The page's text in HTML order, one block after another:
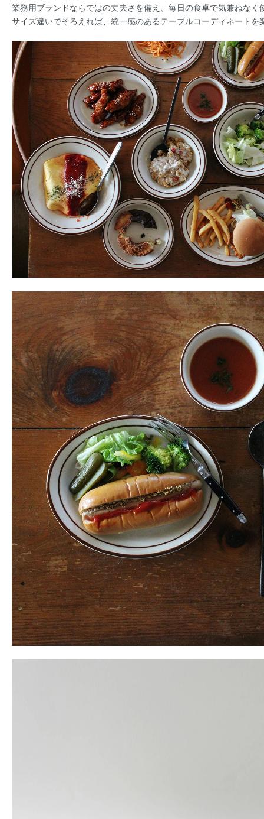
業務用ブランドならではの丈夫さを備え、毎日の食卓で気兼ねなく
サイズ違いでそろえれば、統一感のあるテーブルコーディネートを